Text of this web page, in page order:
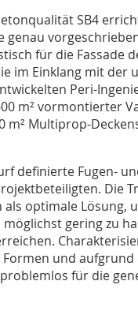
SB4
genau
für die Fassade
im Einklang mit der
Peri-
m² vormontierter
m² Multiprop-
definierte Fugen-
Die
als optimale Lösung,
gering zu
und
für die